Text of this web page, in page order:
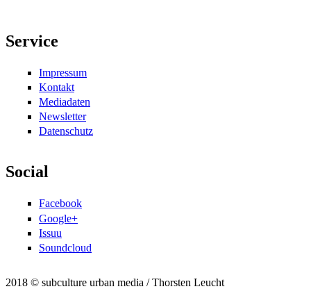
Service
Impressum
Kontakt
Mediadaten
Newsletter
Datenschutz
Social
Facebook
Google+
Issuu
Soundcloud
2018 © subculture urban media / Thorsten Leucht